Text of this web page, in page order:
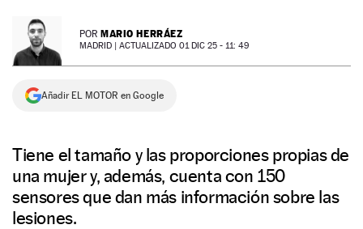
NEWSLETTER POR MARIO HERRÁEZ
MADRID | ACTUALIZADO 01 DIC 25 - 11: 49
Añadir EL MOTOR en Google
Tiene el tamaño y las proporciones propias de
una mujer y, además, cuenta con 150
sensores que dan más información sobre las
lesiones.